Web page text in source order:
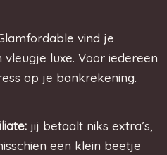
vind je
luxe. Voor iedereen
op je bankrekening.
jij betaalt niks extra’s,
een klein beetje